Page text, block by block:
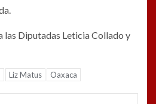
las Diputadas Leticia Collado y
Liz Matus Oaxaca